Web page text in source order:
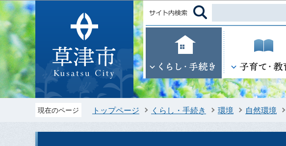
現在のページ トップページ くらし・手続き 環境 自然環境